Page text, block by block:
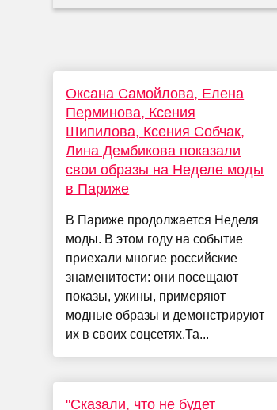
Оксана Самойлова, Елена
Перминова, Ксения
Шипилова, Ксения Собчак,
Лина Дембикова показали
свои образы на Неделе моды
в Париже
В Париже продолжается Неделя
моды. В этом году на событие
приехали многие российские
знаменитости: они посещают
показы, ужины, примеряют
модные образы и демонстрируют
их в своих соцсетях.Та...
"Сказали, что не будет